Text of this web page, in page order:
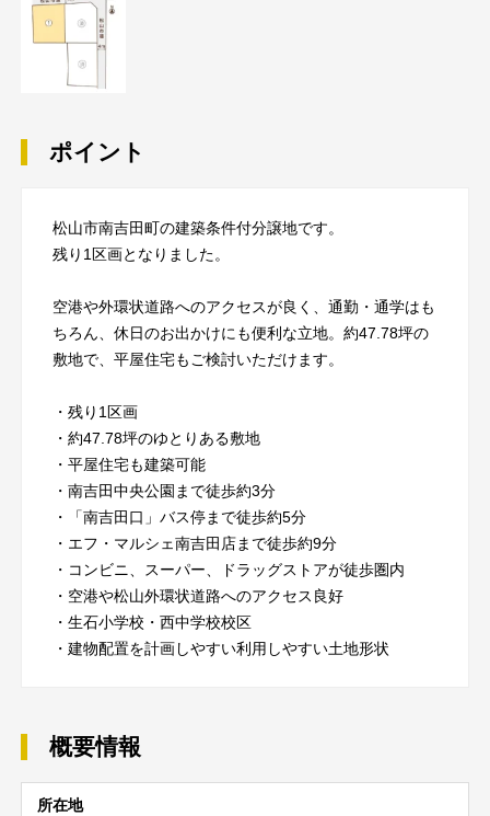
ポイント
松山市南吉田町の建築条件付分譲地です。
残り1区画となりました。
空港や外環状道路へのアクセスが良く、通勤・通学はも
ちろん、休日のお出かけにも便利な立地。約47.78坪の
敷地で、平屋住宅もご検討いただけます。
・残り1区画
・約47.78坪のゆとりある敷地
・平屋住宅も建築可能
・南吉田中央公園まで徒歩約3分
・「南吉田口」バス停まで徒歩約5分
・エフ・マルシェ南吉田店まで徒歩約9分
・コンビニ、スーパー、ドラッグストアが徒歩圏内
・空港や松山外環状道路へのアクセス良好
・生石小学校・西中学校校区
・建物配置を計画しやすい利用しやすい土地形状
概要情報
所在地